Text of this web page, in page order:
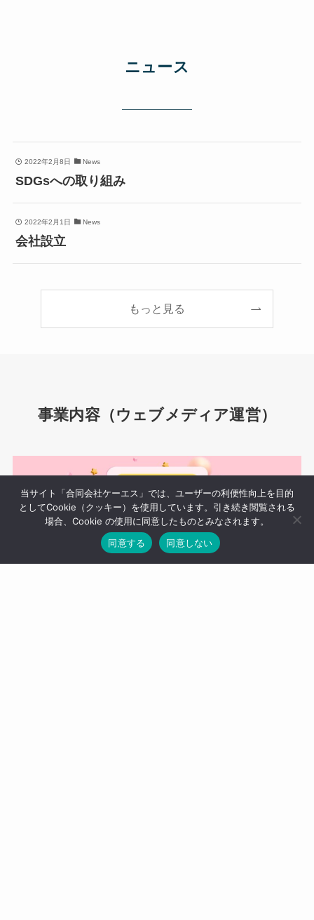
ニュース
2022年2月8日 News
SDGsへの取り組み
2022年2月1日 News
会社設立
もっと見る
事業内容（ウェブメディア運営）
当サイト「合同会社ケーエス」では、ユーザーの利便性向上を目的
としてCookie（クッキー）を使用しています。引き続き閲覧される
場合、Cookie の使用に同意したものとみなされます。
同意する
同意しない